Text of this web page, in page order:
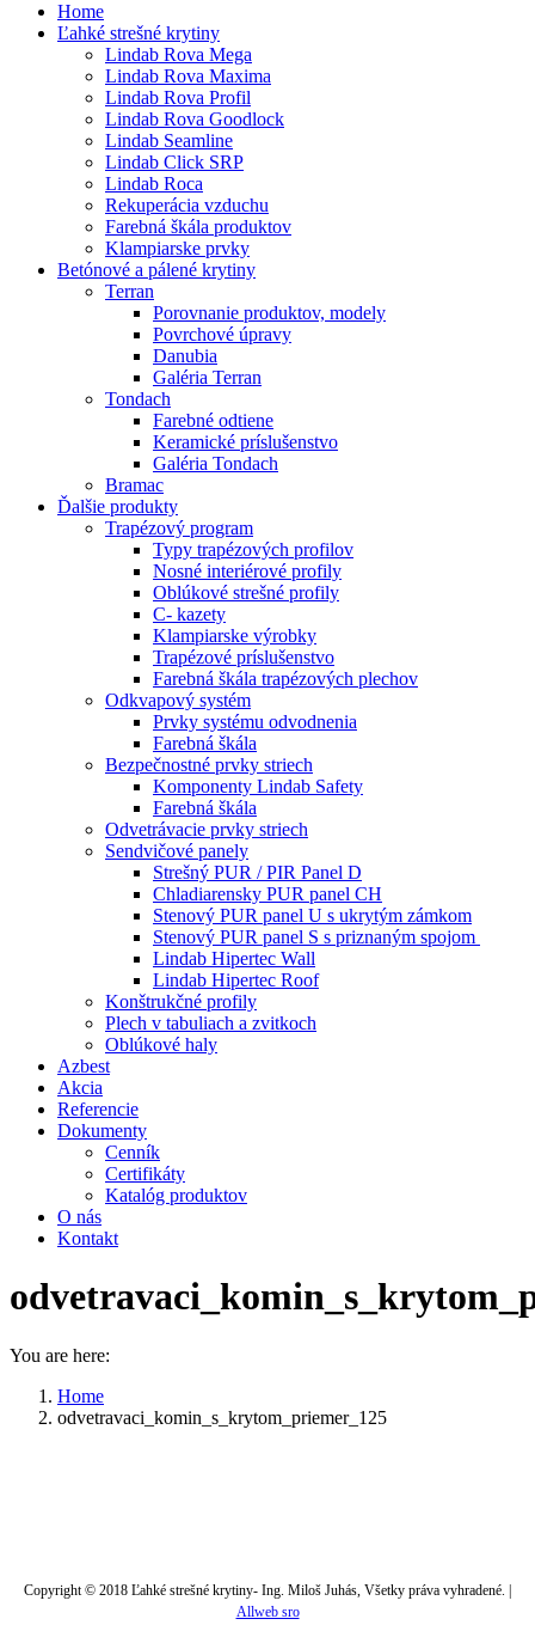
Home
Ľahké strešné krytiny
Lindab Rova Mega
Lindab Rova Maxima
Lindab Rova Profil
Lindab Rova Goodlock
Lindab Seamline
Lindab Click SRP
Lindab Roca
Rekuperácia vzduchu
Farebná škála produktov
Klampiarske prvky
Betónové a pálené krytiny
Terran
Porovnanie produktov, modely
Povrchové úpravy
Danubia
Galéria Terran
Tondach
Farebné odtiene
Keramické príslušenstvo
Galéria Tondach
Bramac
Ďalšie produkty
Trapézový program
Typy trapézových profilov
Nosné interiérové profily
Oblúkové strešné profily
C- kazety
Klampiarske výrobky
Trapézové príslušenstvo
Farebná škála trapézových plechov
Odkvapový systém
Prvky systému odvodnenia
Farebná škála
Bezpečnostné prvky striech
Komponenty Lindab Safety
Farebná škála
Odvetrávacie prvky striech
Sendvičové panely
Strešný PUR / PIR Panel D
Chladiarensky PUR panel CH
Stenový PUR panel U s ukrytým zámkom
Stenový PUR panel S s priznaným spojom
Lindab Hipertec Wall
Lindab Hipertec Roof
Konštrukčné profily
Plech v tabuliach a zvitkoch
Oblúkové haly
Azbest
Akcia
Referencie
Dokumenty
Cenník
Certifikáty
Katalóg produktov
O nás
Kontakt
You are here:
Home
odvetravaci_komin_s_krytom_priemer_125
Copyright © 2018 Ľahké strešné krytiny- Ing. Miloš Juhás, Všetky práva vyhradené. |
Allweb sro